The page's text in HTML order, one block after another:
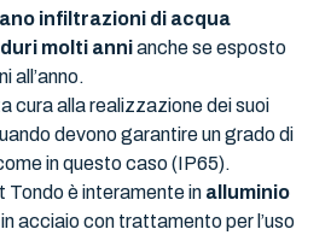
infiltrazioni di acqua
molti annianche se esposto
all’anno.
cura alla realizzazione dei suoi
devono garantire un grado di
in questo caso (IP65).
è interamente in alluminio
acciaio con trattamento per l’uso